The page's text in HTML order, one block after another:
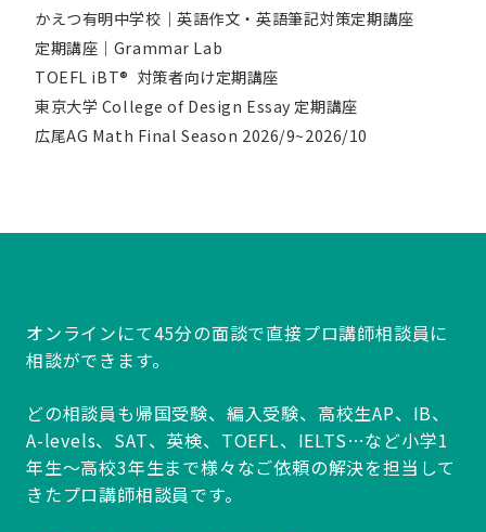
かえつ有明中学校｜英語作文・英語筆記対策定期講座
定期講座｜Grammar Lab
TOEFL iBT® 対策者向け定期講座
東京大学 College of Design Essay 定期講座
広尾AG Math Final Season 2026/9~2026/10
オンラインにて45分の面談で直接プロ講師相談員に
相談ができます。
どの相談員も帰国受験、編入受験、高校生AP、IB、
A-levels、SAT、英検、TOEFL、IELTS…など小学1
年生～高校3年生まで様々なご依頼の解決を担当して
きたプロ講師相談員です。